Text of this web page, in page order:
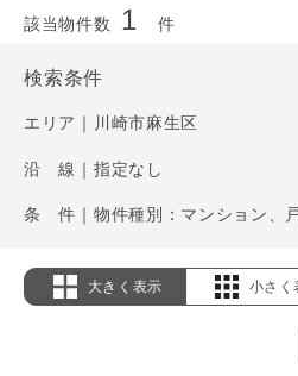
該当物件数 1 件
検索条件
エリア｜川崎市麻生区
沿 線｜指定なし
大きく表示 小さく